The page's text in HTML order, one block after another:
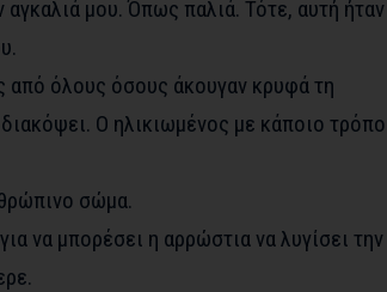
αγκαλιά μου. Όπως παλιά. Τότε, αυτή ήταν
από όλους όσους άκουγαν κρυφά τη
Ο ηλικιωμένος με κάποιο τρόπο
σώμα.
να μπορέσει η αρρώστια να λυγίσει την